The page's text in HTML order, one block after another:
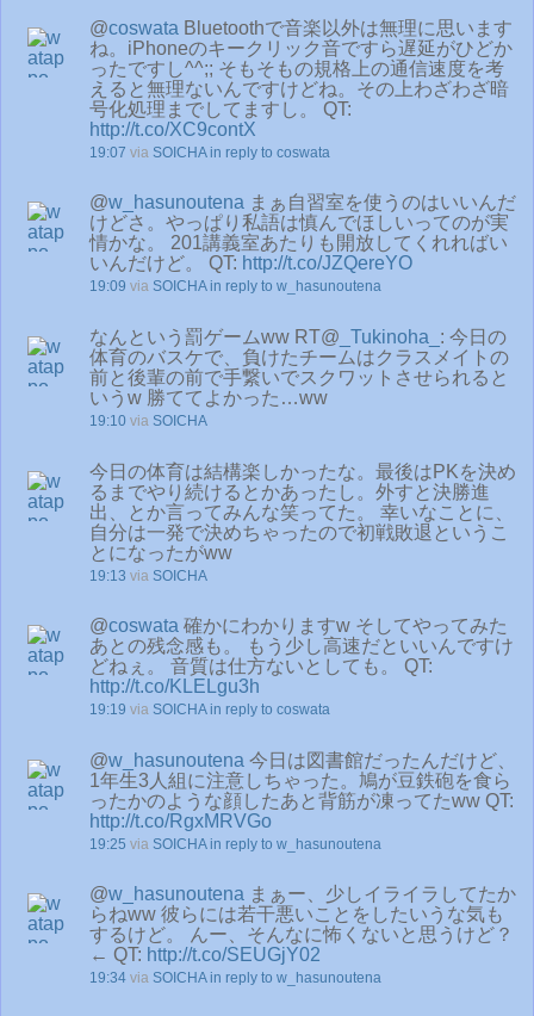
@coswata Bluetoothで音楽以外は無理に思います
ね。iPhoneのキークリック音ですら遅延がひどか
ったですし^^;; そもそもの規格上の通信速度を考
えると無理ないんですけどね。その上わざわざ暗
号化処理までしてますし。 QT:
http://t.co/XC9contX
19:07 via SOICHA in reply to coswata
@w_hasunoutena まぁ自習室を使うのはいいんだ
けどさ。やっぱり私語は慎んでほしいってのが実
情かな。 201講義室あたりも開放してくれればい
いんだけど。 QT: http://t.co/JZQereYO
19:09 via SOICHA in reply to w_hasunoutena
なんという罰ゲームww RT@ _Tukinoha_ : 今日の
体育のバスケで、負けたチームはクラスメイトの
前と後輩の前で手繋いでスクワットさせられると
いうw 勝ててよかった…ww
19:10 via SOICHA
今日の体育は結構楽しかったな。最後はPKを決め
るまでやり続けるとかあったし。外すと決勝進
出、とか言ってみんな笑ってた。 幸いなことに、
自分は一発で決めちゃったので初戦敗退というこ
とになったがww
19:13 via SOICHA
@coswata 確かにわかりますw そしてやってみた
あとの残念感も。 もう少し高速だといいんですけ
どねぇ。 音質は仕方ないとしても。 QT:
http://t.co/KLELgu3h
19:19 via SOICHA in reply to coswata
@w_hasunoutena 今日は図書館だったんだけど、
1年生3人組に注意しちゃった。鳩が豆鉄砲を食ら
ったかのような顔したあと背筋が凍ってたww QT:
http://t.co/RgxMRVGo
19:25 via SOICHA in reply to w_hasunoutena
@w_hasunoutena まぁー、少しイライラしてたか
らねww 彼らには若干悪いことをしたいうな気も
するけど。 んー、そんなに怖くないと思うけど？
← QT: http://t.co/SEUGjY02
19:34 via SOICHA in reply to w_hasunoutena